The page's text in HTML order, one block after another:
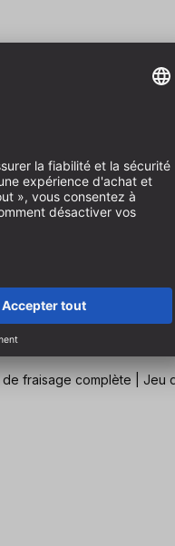
Scie circulaire de table de